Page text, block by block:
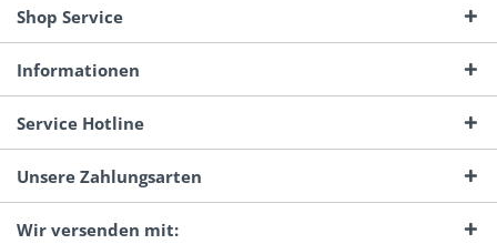
Shop Service
Informationen
Service Hotline
Unsere Zahlungsarten
Wir versenden mit: